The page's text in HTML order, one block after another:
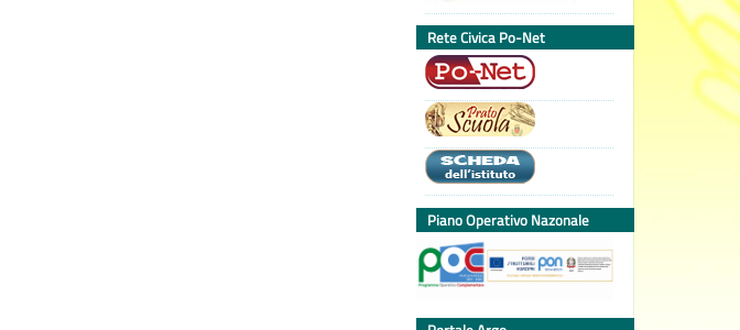
Rete Civica Po-Net
Piano Operativo Nazonale